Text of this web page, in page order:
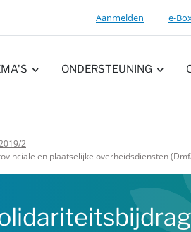
Aanmelden e-
ONDERSTEUNING
2
en plaatselijke overheidsdiensten